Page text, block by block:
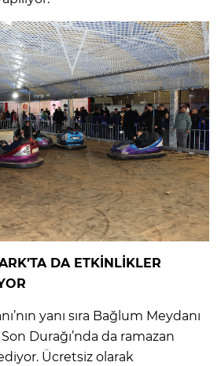
DA ETKİNLİKLER
yanı sıra Bağlum Meydanı
Durağı’nda da ramazan
Ücretsiz olarak